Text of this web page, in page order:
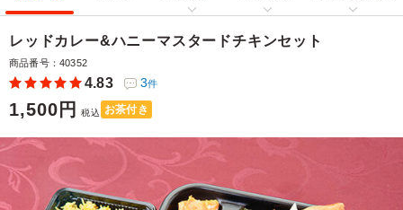
レッドカレー&ハニーマスタードチキンセット
商品番号：40352
4.83 3件
1,500円 税込 お茶付き